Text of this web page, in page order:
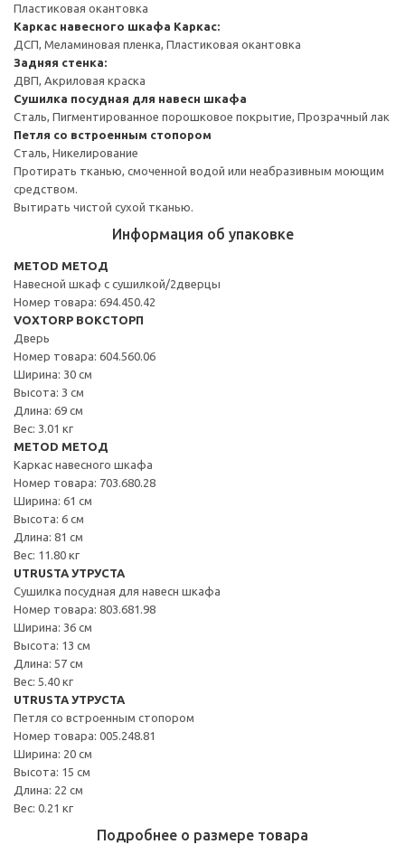
Пластиковая окантовка
Каркас навесного шкафа Каркас:
ДСП, Меламиновая пленка, Пластиковая окантовка
Задняя стенка:
ДВП, Акриловая краска
Сушилка посудная для навесн шкафа
Сталь, Пигментированное порошковое покрытие, Прозрачный лак
Петля со встроенным стопором
Сталь, Никелирование
Протирать тканью, смоченной водой или неабразивным моющим
средством.
Вытирать чистой сухой тканью.
Информация об упаковке
METOD МЕТОД
Навесной шкаф с сушилкой/2дверцы
Номер товара: 694.450.42
VOXTORP ВОКСТОРП
Дверь
Номер товара: 604.560.06
Ширина: 30 см
Высота: 3 см
Длина: 69 см
Вес: 3.01 кг
METOD МЕТОД
Каркас навесного шкафа
Номер товара: 703.680.28
Ширина: 61 см
Высота: 6 см
Длина: 81 см
Вес: 11.80 кг
UTRUSTA УТРУСТА
Сушилка посудная для навесн шкафа
Номер товара: 803.681.98
Ширина: 36 см
Высота: 13 см
Длина: 57 см
Вес: 5.40 кг
UTRUSTA УТРУСТА
Петля со встроенным стопором
Номер товара: 005.248.81
Ширина: 20 см
Высота: 15 см
Длина: 22 см
Вес: 0.21 кг
Подробнее о размере товара